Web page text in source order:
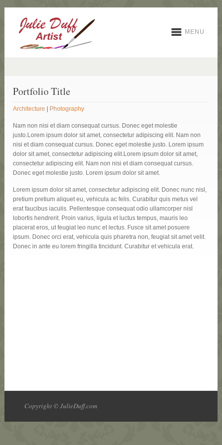
MENU
Portfolio Title
Architecture Photography
Nam non nisi et diam consequat cursus. Donec eget molestie
justo.Lorem ipsum dolor sit amet, consectetur adipiscing elit. Nam non
nisi et diam consequat cursus. Donec eget molestie justo. Lorem ipsum
dolor sit amet, consectetur adipiscing elit.Lorem ipsum dolor sit amet,
consectetur adipiscing elit. Nam non nisi et diam consequat cursus.
Donec eget molestie justo. Lorem ipsum dolor sit amet.
Lorem ipsum dolor sit amet, consectetur adipiscing elit. Donec nunc nisl,
pretium pretium aliquet eu, vehicula ac felis. Curabitur quis metus vel
erat faucibus iaculis. Pellentesque consequat odio ullamcorper nisl
lobortis hendrerit. Proin varius, ligula et luctus tempus, mauris leo
placerat eros, ut feugiat leo nunc et lectus. Fusce sit amet posuere
ipsum. Donec orci erat, vehicula quis pharetra non, feugiat sit amet velit.
Donec in ante eu lorem fringilla tincidunt. Curabitur et vehicula erat.
Copyright © JulieDuff.com